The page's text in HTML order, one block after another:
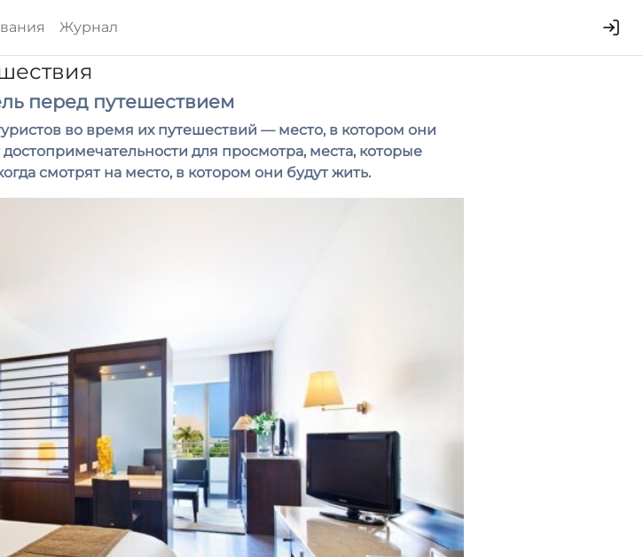
Журнал
перед путешествием
во время их путешествий — место, в котором они
для просмотра, места, которые
смотрят на место, в котором они будут жить.